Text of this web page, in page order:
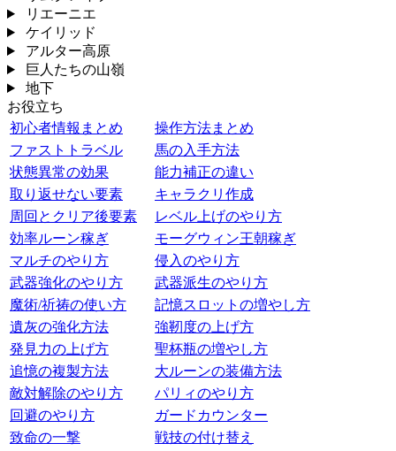
リエーニエ
ケイリッド
アルター高原
巨人たちの山嶺
地下
お役立ち
初心者情報まとめ
操作方法まとめ
ファストトラベル
馬の入手方法
状態異常の効果
能力補正の違い
取り返せない要素
キャラクリ作成
周回とクリア後要素
レベル上げのやり方
効率ルーン稼ぎ
モーグウィン王朝稼ぎ
マルチのやり方
侵入のやり方
武器強化のやり方
武器派生のやり方
魔術/祈祷の使い方
記憶スロットの増やし方
遺灰の強化方法
強靭度の上げ方
発見力の上げ方
聖杯瓶の増やし方
追憶の複製方法
大ルーンの装備方法
敵対解除のやり方
パリィのやり方
回避のやり方
ガードカウンター
致命の一撃
戦技の付け替え